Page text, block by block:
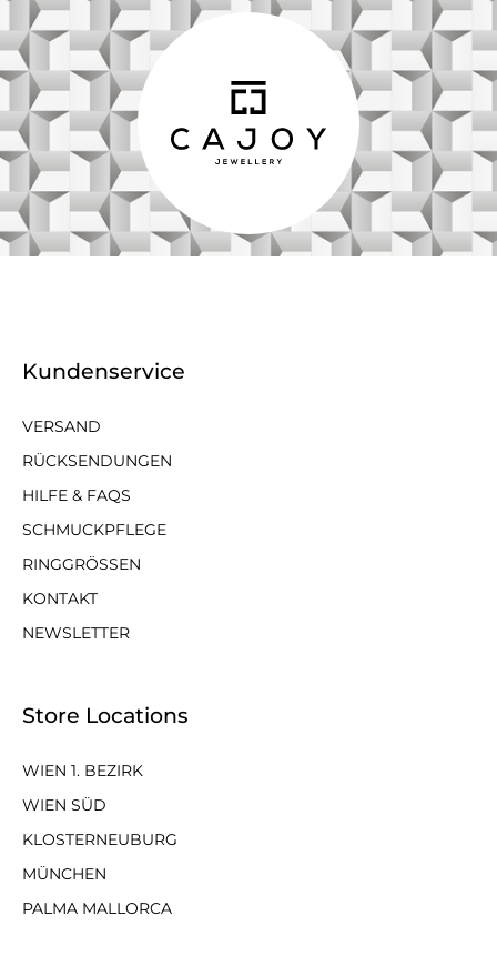
Kundenservice
VERSAND
RÜCKSENDUNGEN
HILFE & FAQS
SCHMUCKPFLEGE
RINGGRÖSSEN
KONTAKT
NEWSLETTER
Store Locations
WIEN 1. BEZIRK
WIEN SÜD
KLOSTERNEUBURG
MÜNCHEN
PALMA MALLORCA